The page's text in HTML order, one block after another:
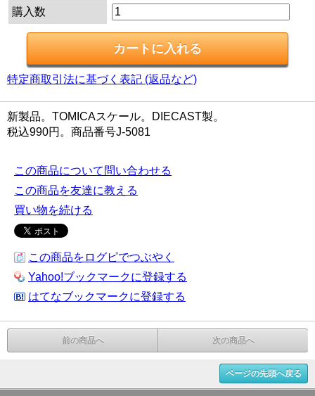
購入数
特定商取引法に基づく表記 (返品など)
新製品。TOMICAスケール。DIECAST製。
税込990円。商品番号J-5081
この商品について問い合わせる
この商品を友達に教える
買い物を続ける
この商品をログピでつぶやく
Yahoo!ブックマークに登録する
はてなブックマークに登録する
前の商品へ 次の商品へ
ページの先頭へ戻る